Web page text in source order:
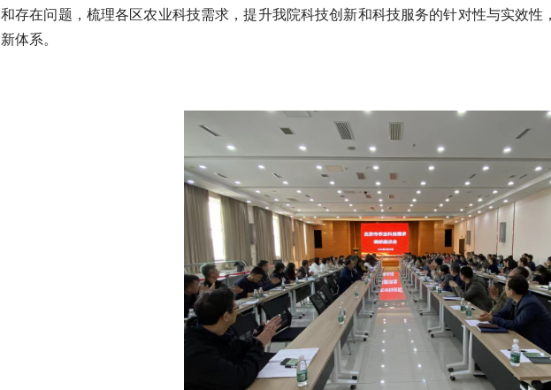
和存在问题，梳理各区农业科技需求，提升我院科技创新和科技服务的针对性与实效性
新体系。